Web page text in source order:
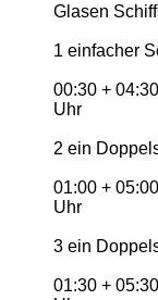
Glasen
1 einfacher
00:30 +
Uhr
2 ein
01:00 +
Uhr
3 ein
01:30 +